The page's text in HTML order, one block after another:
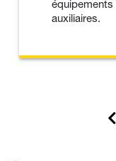
auxiliaires.